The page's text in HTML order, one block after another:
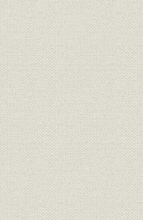
連絡員詰所の預金実績の
創立当初の支店増設計画
[茨城県の]人口および世
移
全国倒産件数の推移
当行の平均貸出金利・預
の推移
コラム 行歌の制定